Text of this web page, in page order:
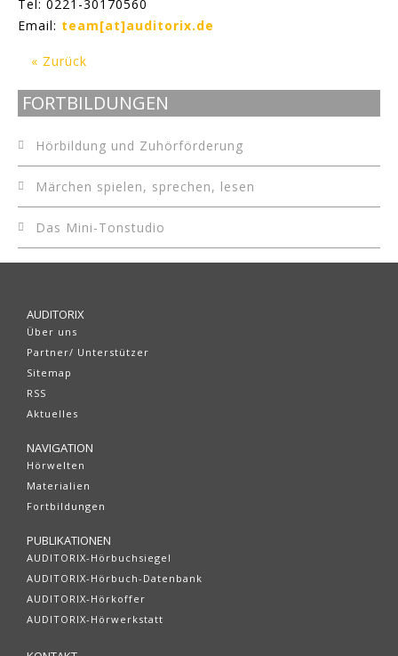
Tel: 0221-30170560
Email: team[at]auditorix.de
« Zurück
FORTBILDUNGEN
Hörbildung und Zuhörförderung
Märchen spielen, sprechen, lesen
Das Mini-Tonstudio
AUDITORIX
Über uns
Partner/ Unterstützer
Sitemap
RSS
Aktuelles
NAVIGATION
Hörwelten
Materialien
Fortbildungen
PUBLIKATIONEN
AUDITORIX-Hörbuchsiegel
AUDITORIX-Hörbuch-Datenbank
AUDITORIX-Hörkoffer
AUDITORIX-Hörwerkstatt